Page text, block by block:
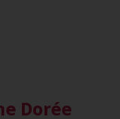
Dorée